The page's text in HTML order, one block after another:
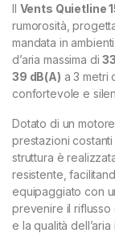
Il Vents Quietline
rumorosità,
mandata in
d’aria massima di
39 dB(A) a 3 metri
confortevole e
Dotato di un
prestazioni
struttura è
resistente,
equipaggiato con
prevenire il riflusso
e la qualità dell’aria